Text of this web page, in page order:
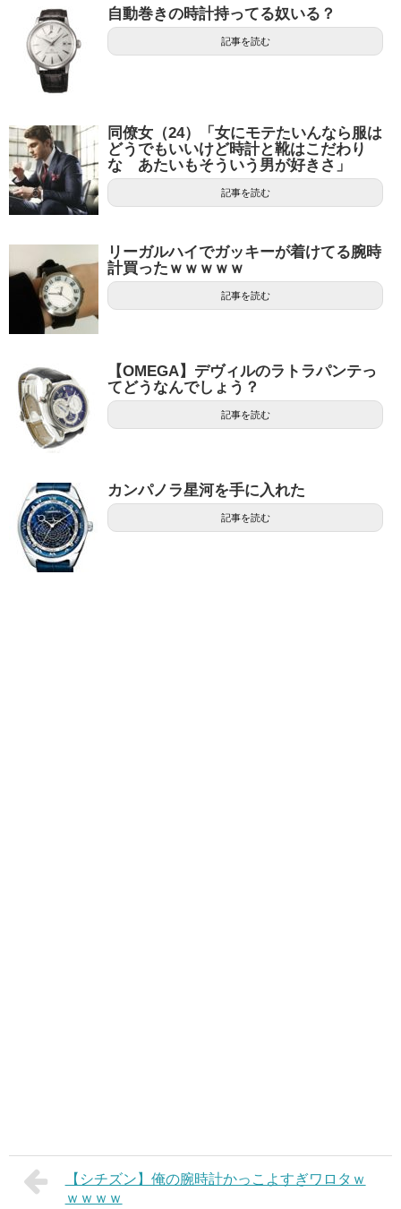
自動巻きの時計持ってる奴いる？
記事を読む
同僚女（24）「女にモテたいんなら服は
どうでもいいけど時計と靴はこだわり
な あたいもそういう男が好きさ」
記事を読む
リーガルハイでガッキーが着けてる腕時
計買ったｗｗｗｗｗ
記事を読む
【OMEGA】デヴィルのラトラパンテっ
てどうなんでしょう？
記事を読む
カンパノラ星河を手に入れた
記事を読む
【シチズン】俺の腕時計かっこよすぎワロタｗ
ｗｗｗｗ